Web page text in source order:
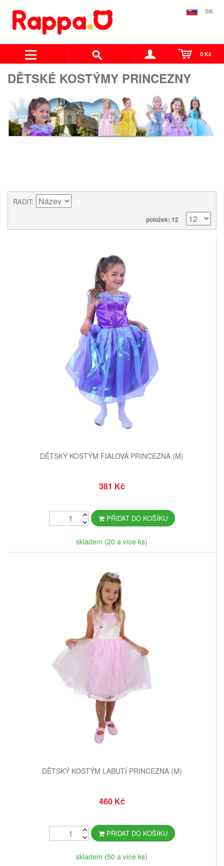
SK
0 Kč
DĚTSKÉ KOSTÝMY PRINCEZNY
ŘADIT
položek: 12
DĚTSKÝ KOSTÝM FIALOVÁ PRINCEZNA (M)
381 Kč
PŘIDAT DO KOŠÍKU
skladem (20 a více ks)
DĚTSKÝ KOSTÝM LABUTÍ PRINCEZNA (M)
460 Kč
PŘIDAT DO KOŠÍKU
skladem (50 a více ks)